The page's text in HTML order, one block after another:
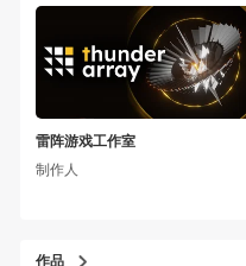
雷阵游戏工作室
制作人
作品